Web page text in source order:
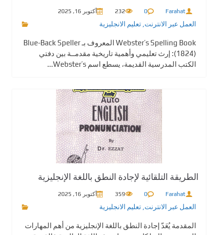
Farahat
0
232 أكتوبر 16, 2025
العمل عبر الانترنت تعليم الانجليزية
Webster’s Spelling Book المعروف بـ Blue-Back Speller
(1824): إرث تعليمي وأهمية تاريخية مقدمــة بين دفتي
الكتب المدرسية القديمة، يسطع اسم Webster’s...
الطريقة التلقائية لإجادة النطق باللغة الإنجليزية
Farahat
0
359 أكتوبر 16, 2025
العمل عبر الانترنت تعليم الانجليزية
المقدمة يُعَدّ إجادة النطق باللغة الإنجليزية من أهم المهارات